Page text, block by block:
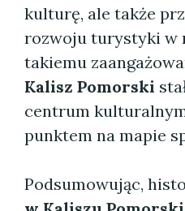
kulturę, ale także
rozwoju turystyki w
takiemu
Kalisz Pomorski
centrum
punktem na mapie
Podsumowując,